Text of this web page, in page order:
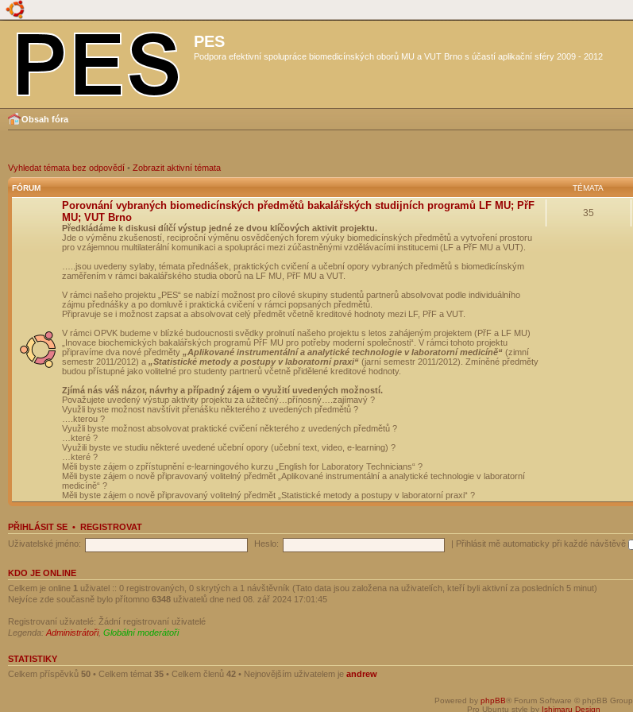
PES
Podpora efektivní spolupráce biomedicínských oborů MU a VUT Brno s účastí aplikační sféry 2009 - 2012
Obsah fóra
Vyhledat témata bez odpovědí • Zobrazit aktivní témata
FÓRUM TÉMATA
Porovnání vybraných biomedicínských předmětů bakalářských studijních programů LF MU; PřF
MU; VUT Brno
Předkládáme k diskusi dílčí výstup jedné ze dvou klíčových aktivit projektu.
Jde o výměnu zkušeností, reciproční výměnu osvědčených forem výuky biomedicínských předmětů a vytvoření prostoru
pro vzájemnou multilaterální komunikaci a spolupráci mezi zúčastněnými vzdělávacími institucemi (LF a PřF MU a VUT).
…..jsou uvedeny sylaby, témata přednášek, praktických cvičení a učební opory vybraných předmětů s biomedicínským
zaměřením v rámci bakalářského studia oborů na LF MU, PřF MU a VUT.
V rámci našeho projektu „PES“ se nabízí možnost pro cílové skupiny studentů partnerů absolvovat podle individuálního
zájmu přednášky a po domluvě i praktická cvičení v rámci popsaných předmětů.
Připravuje se i možnost zapsat a absolvovat celý předmět včetně kreditové hodnoty mezi LF, PřF a VUT.
V rámci OPVK budeme v blízké budoucnosti svědky prolnutí našeho projektu s letos zahájeným projektem (PřF a LF MU)
„Inovace biochemických bakalářských programů PřF MU pro potřeby moderní společnosti“. V rámci tohoto projektu
připravíme dva nové předměty „Aplikované instrumentální a analytické technologie v laboratorní medicíně“ (zimní
semestr 2011/2012) a „Statistické metody a postupy v laboratorní praxi“ (jarní semestr 2011/2012). Zmíněné předměty
budou přístupné jako volitelné pro studenty partnerů včetně přidělené kreditové hodnoty.
Zjímá nás váš názor, návrhy a případný zájem o využití uvedených možností.
Považujete uvedený výstup aktivity projektu za užitečný…přínosný….zajímavý ?
Využli byste možnost navštívit přenášku některého z uvedených předmětů ?
….kterou ?
Využli byste možnost absolvovat praktické cvičení některého z uvedených předmětů ?
…které ?
Využili byste ve studiu některé uvedené učební opory (učební text, video, e-learning) ?
…které ?
Měli byste zájem o zpřístupnění e-learningového kurzu „English for Laboratory Technicians“ ?
Měli byste zájem o nově připravovaný volitelný předmět „Aplikované instrumentální a analytické technologie v laboratorní
medicíně“ ?
Měli byste zájem o nově připravovaný volitelný předmět „Statistické metody a postupy v laboratorní praxi“ ?
35
PŘIHLÁSIT SE • REGISTROVAT
Uživatelské jméno:
Heslo: Přihlásit mě automaticky při každé návštěvě
KDO JE ONLINE
Celkem je online 1 uživatel :: 0 registrovaných, 0 skrytých a 1 návštěvník (Tato data jsou založena na uživatelích, kteří byli aktivní za posledních 5 minut)
Nejvíce zde současně bylo přítomno 6348 uživatelů dne ned 08. zář 2024 17:01:45
Registrovaní uživatelé: Žádní registrovaní uživatelé
Legenda: Administrátoři, Globální moderátoři
STATISTIKY
Celkem příspěvků 50 • Celkem témat 35 • Celkem členů 42 • Nejnovějším uživatelem je andrew
Powered by phpBB® Forum Software © phpBB Group
Pro Ubuntu style by Ishimaru Design